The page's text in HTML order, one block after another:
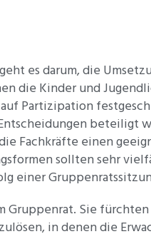
es darum, die
die Kinder und
Partizipation
beteiligt
Fachkräfte einen
sollten sehr
einer
Gruppenrat. Sie
in denen die